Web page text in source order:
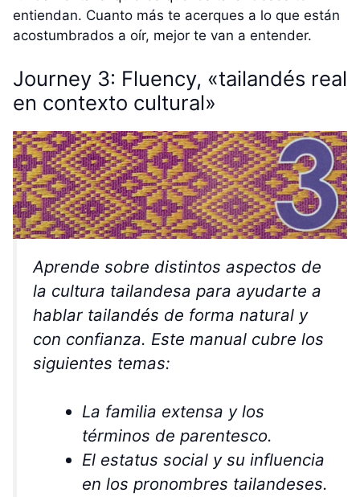
entiendan. Cuanto más te acerques a lo que están
acostumbrados a oír, mejor te van a entender.
Journey 3: Fluency, «tailandés real
en contexto cultural»
Aprende sobre distintos aspectos de
la cultura tailandesa para ayudarte a
hablar tailandés de forma natural y
con confianza. Este manual cubre los
siguientes temas:
La familia extensa y los
términos de parentesco.
El estatus social y su influencia
en los pronombres tailandeses.